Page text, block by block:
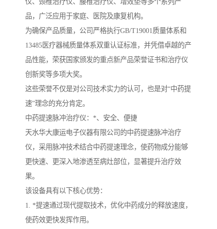
仪、颈椎治疗仪、腰椎治疗仪、增效垫等多个系列产
品，广泛应用于家庭、医院及康复机构。
为确保产品质量，公司严格执行GB/T19001质量体系和
13485医疗器械质量体系双重认证标准，并凭借卓越的产
品性能，荣获国家颁发的重点新产品荣誉证书和治疗仪
创新奖等多项大奖。
这些荣誉不仅是对公司技术实力的认可，也是对“中药提
速”理念的充分肯定。
中药提速脉冲治疗仪：*、安全、便捷
天水华大康运电子仪器有限公司的中药提速脉冲治疗
仪，采用脉冲技术结合中药提速理念，使药物成分能够
更快速、更深入地渗透至病灶部位，显著提升治疗效
果。
该设备具有以下核心优势：
1. *提速通过现代提取技术，优化中药成分的释放速度，
使药效更快发挥作用。